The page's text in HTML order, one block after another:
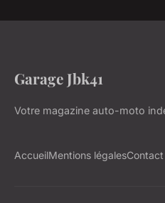
Garage Jbk41
Votre magazine auto-moto
AccueilMentions légalesContact